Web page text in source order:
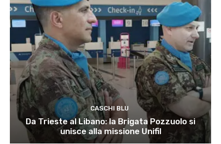
CASCHI BLU
Da Trieste al Libano: la Brigata Pozzuolo si
unisce alla missione Unifil